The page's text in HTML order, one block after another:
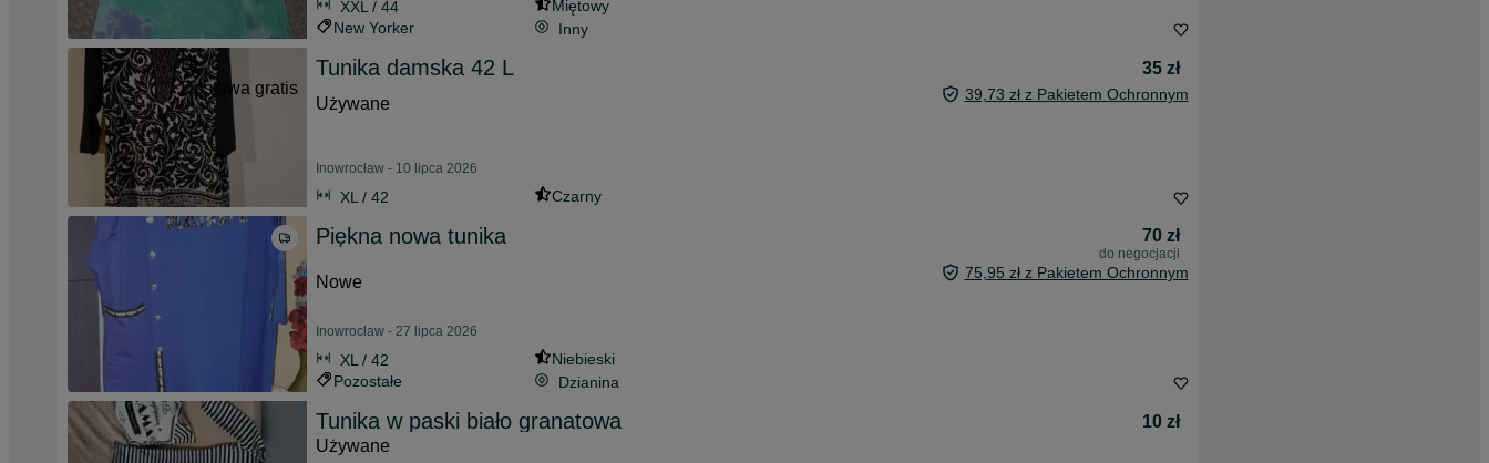
XXL / 44
Miętowy
New Yorker
Inny
Dostawa gratis
Tunika damska 42 L
35 zł
Używane
39,73 zł z Pakietem Ochronnym
Inowrocław - 10 lipca 2026
XL / 42 Czarny
Piękna nowa tunika 70 zł
do negocjacji
Nowe 75,95 zł z Pakietem Ochronnym
Inowrocław - 27 lipca 2026
XL / 42
Niebieski
Pozostałe
Dzianina
Tunika w paski biało granatowa
10 zł
Używane